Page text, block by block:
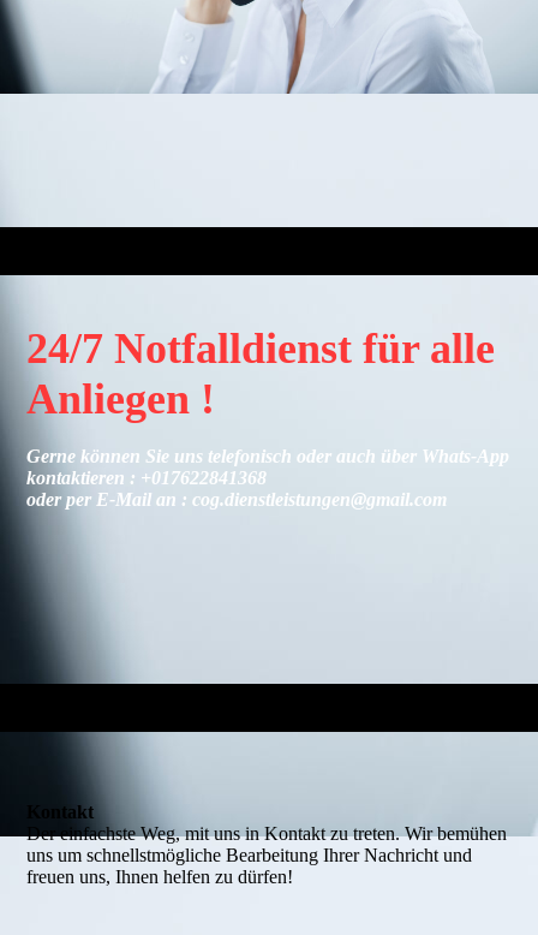
24/7 Notfalldienst für alle
Anliegen !
Gerne können Sie uns telefonisch oder auch über Whats-App
kontaktieren : +017622841368
oder per E-Mail an : cog.dienstleistungen@gmail.com
Kontakt
Der einfachste Weg, mit uns in Kontakt zu treten. Wir bemühen
uns um schnellstmögliche Bearbeitung Ihrer Nachricht und
freuen uns, Ihnen helfen zu dürfen!